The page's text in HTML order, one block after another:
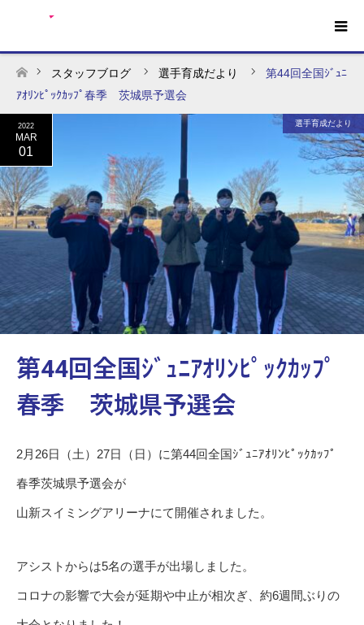
ホーム
スタッフブログ 選手育成だより
第44回全国ｼﾞｭﾆ
ｱｵﾘﾝﾋﾟｯｸｶｯﾌﾟ春季 茨城県予選会
2022
MAR
01
選手育成だより
第44回全国ｼﾞｭﾆｱｵﾘﾝﾋﾟｯｸｶｯﾌﾟ
春季 茨城県予選会
2月26日（土）27日（日）に第44回全国ｼﾞｭﾆｱｵﾘﾝﾋﾟｯｸｶｯﾌﾟ
春季茨城県予選会が
山新スイミングアリーナにて開催されました。
アシストからは5名の選手が出場しました。
コロナの影響で大会が延期や中止が相次ぎ、約6週間ぶりの